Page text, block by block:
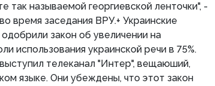
так называемой георгиевской ленточки", -
время заседания ВРУ.+ Украинские
закон об увеличении на
использования украинской речи в 75%.
телеканал "Интер", вещаюший,
языке. Они убеждены, что этот закон